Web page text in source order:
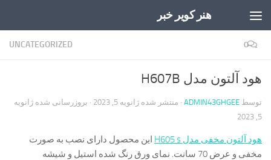
هنر کویر خبر
UNCATEGORIZED 0
هود آلتون مدل H607B
توسط ADMIN43GHGEE · منتشر شده ژانویه 5, 2023 · بروزرسانی شده ژانویه
5, 2023
هود آلتون مخفی مدل H605 s
این محصول دارای نصب به صورت
مخفی و عرض 70 سانت. نمای ورق رنگ شده استیل و شیشه